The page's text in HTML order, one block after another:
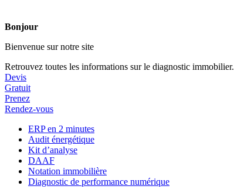
Bonjour
Bienvenue sur notre site
Retrouvez toutes les informations sur le diagnostic immobilier.
Devis
Gratuit
Prenez
Rendez-vous
ERP en 2 minutes
Audit énergétique
Kit d’analyse
DAAF
Notation immobilière
Diagnostic de performance numérique